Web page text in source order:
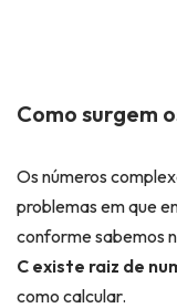
Como surgem
Os números
problemas em que
conforme sabemos
C existe raiz de
como calcular.